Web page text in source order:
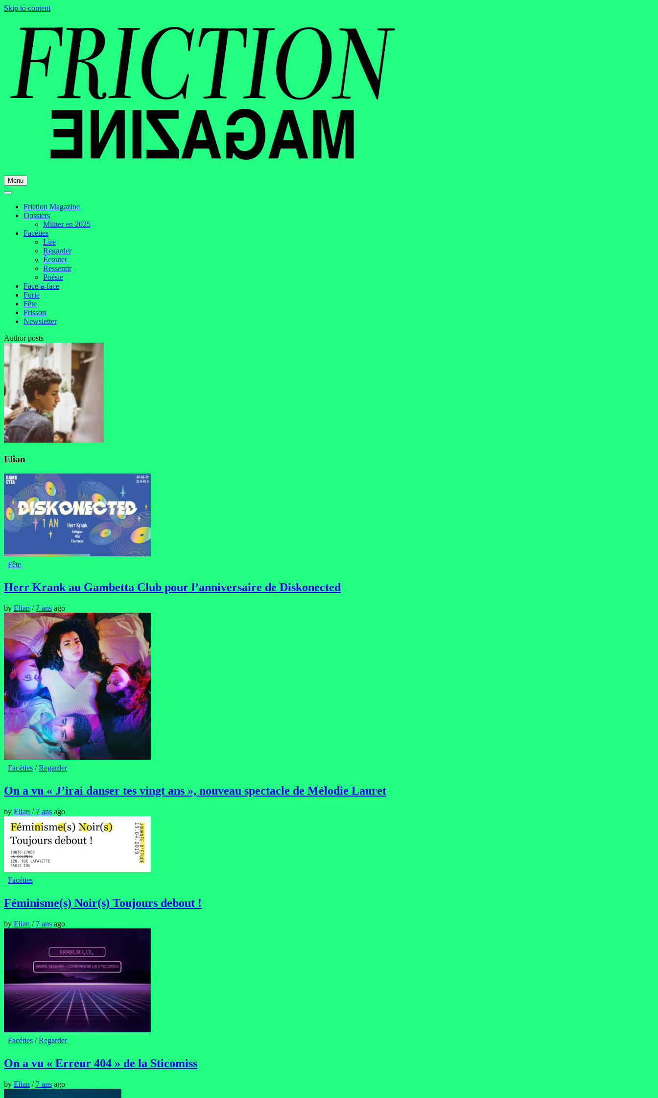
Skip to content
Menu
Friction Magazine
Dossiers
Militer en 2025
Facéties
Lire
Regarder
Écouter
Ressentir
Poésie
Face-à-face
Furie
Fête
Frisson
Newsletter
Author posts
Elian
Fête
Herr Krank au Gambetta Club pour l’anniversaire de Diskonected
by Elian / 7 ans ago
Facéties /Regarder
On a vu « J’irai danser tes vingt ans », nouveau spectacle de Mélodie Lauret
by Elian / 7 ans ago
Facéties
Féminisme(s) Noir(s) Toujours debout !
by Elian / 7 ans ago
Facéties /Regarder
On a vu « Erreur 404 » de la Sticomiss
by Elian / 7 ans ago